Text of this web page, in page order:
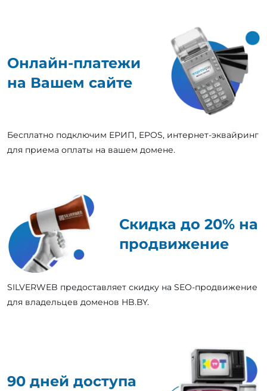
Онлайн-платежи
на Вашем сайте
Бесплатно подключим ЕРИП, EPOS, интернет-эквайринг
для приема оплаты на вашем домене.
Скидка до 20% на
продвижение
SILVERWEB предоставляет скидку на SEO-продвижение
для владельцев доменов HB.BY.
90 дней доступа